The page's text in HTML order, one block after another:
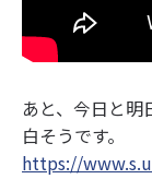
あと、今日と
白そうです。
https://